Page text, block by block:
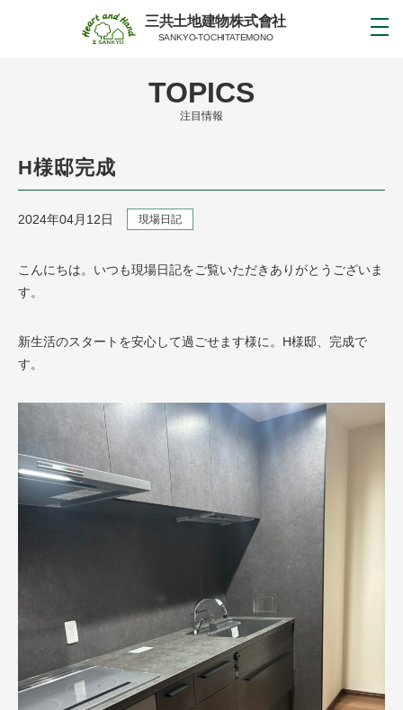
三共土地建物株式會社
SANKYO-TOCHITATEMONO
TOPICS
注目情報
H様邸完成
2024年04月12日 現場日記
こんにちは。いつも現場日記をご覧いただきありがとうございま
す。
新生活のスタートを安心して過ごせます様に。H様邸、完成で
す。